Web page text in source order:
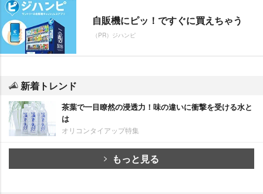
自販機にピッ！ですぐに買えちゃう
（PR）ジハンピ
新着トレンド
茶葉で一目瞭然の浸透力！味の違いに衝撃を受ける水と
は
オリコンタイアップ特集
もっと見る